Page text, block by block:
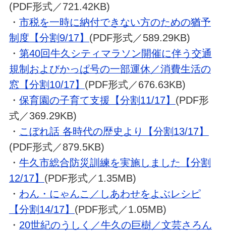
(PDF形式／721.42KB)
・ 市税を一時に納付できない方のための猶予
制度【分割9/17】 (PDF形式／589.29KB)
・ 第40回牛久シティマラソン開催に伴う交通
規制およびかっぱ号の一部運休／消費生活の
窓【分割10/17】 (PDF形式／676.63KB)
・ 保育園の子育て支援【分割11/17】 (PDF形
式／369.29KB)
・ こぼれ話 各時代の歴史より【分割13/17】
(PDF形式／879.5KB)
・ 牛久市総合防災訓練を実施しました【分割
12/17】 (PDF形式／1.35MB)
・ わん・にゃんこ／しあわせをよぶレシピ
【分割14/17】 (PDF形式／1.05MB)
・ 20世紀のうしく／牛久の巨樹／文芸さろん